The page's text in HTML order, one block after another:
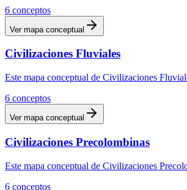
6 conceptos
Ver mapa conceptual
Civilizaciones Fluviales
Este mapa conceptual de Civilizaciones
6 conceptos
Ver mapa conceptual
Civilizaciones Precolombinas
Este mapa conceptual de Civilizaciones
6 conceptos